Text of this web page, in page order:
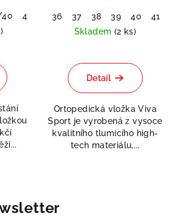
41/42
36 37 38 39 40 41
Skladem (2 ks)
hodnocení
produktu
z
5
hvězdiček.
Detail
Ortopedická vložka Viva
Sport je vyrobená z vysoce
kvalitního tlumicího high-
tech materiálu,...